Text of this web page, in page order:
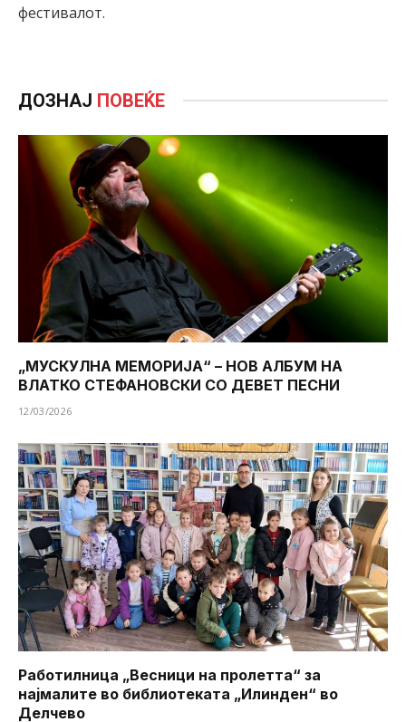
фестивалот.
ДОЗНАЈ ПОВЕЌЕ
„МУСКУЛНА МЕМОРИЈА“ – НОВ АЛБУМ НА
ВЛАТКО СТЕФАНОВСКИ СО ДЕВЕТ ПЕСНИ
12/03/2026
Работилница „Весници на пролетта“ за
најмалите во библиотеката „Илинден“ во
Делчево